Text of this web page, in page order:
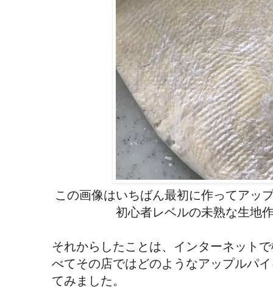
この画像はいちばん最初に作ってアッ
初心者レベルの未熟な生地
それからしたことは、インターネット
べてその店ではどのようなアップルパ
てみました。